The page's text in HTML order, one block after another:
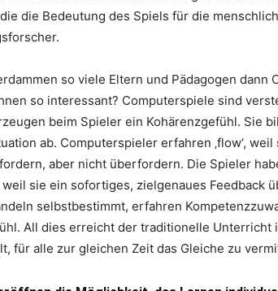
die Bedeutung des Spiels für die
so viele Eltern und Pädagogen
so interessant? Computerspiele sind
beim Spieler ein Kohärenzgefühl. Sie
ab. Computerspieler erfahren ‚flow‘,
aber nicht überfordern. Die Spieler
sie ein sofortiges, zielgenaues Feedback
selbstbestimmt, erfahren
All dies erreicht der traditionelle Unterricht
für alle zur gleichen Zeit das Gleiche zu